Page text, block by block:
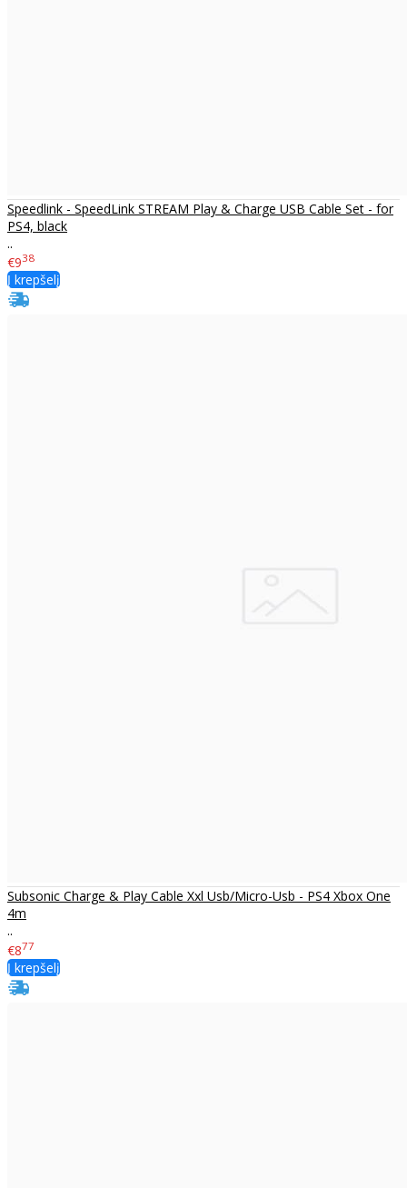
Speedlink - SpeedLink STREAM Play & Charge USB Cable Set - for
PS4, black
..
€938
Į krepšelį
Subsonic Charge & Play Cable Xxl Usb/Micro-Usb - PS4 Xbox One
4m
..
€877
Į krepšelį